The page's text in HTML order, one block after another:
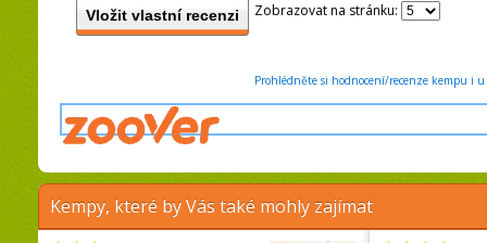
Vložit vlastní recenzi Zobrazovat na stránku:
Prohlédněte si hodnocení/recenze kempu i
Kempy, které by Vás také mohly zajímat